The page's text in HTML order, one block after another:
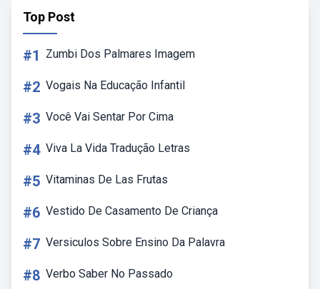
Top Post
#1 Zumbi Dos Palmares Imagem
#2 Vogais Na Educação Infantil
#3 Você Vai Sentar Por Cima
#4 Viva La Vida Tradução Letras
#5 Vitaminas De Las Frutas
#6 Vestido De Casamento De Criança
#7 Versiculos Sobre Ensino Da Palavra
#8 Verbo Saber No Passado